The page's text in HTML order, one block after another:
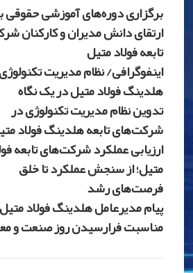
برگزاری دوره‌های آموزشی حقوقی
ارتقای دانش مدیران و کارکنان
تابعه فولاد متیل
اینفوگرافی/ نظام مدیریت تکنولوژی
هلدینگ فولاد متیل در یک نگاه
تدوین نظام مدیریت تکنولوژی در
شرکت‌های تابعه هلدینگ فولاد
ارزیابی عملکرد شرکت‌های تابعه
متیل؛ از سنجش عملکرد تا خلق
فرصت‌های رشد
پیام مدیرعامل هلدینگ فولاد
مناسبت فرارسیدن روز صنعت و